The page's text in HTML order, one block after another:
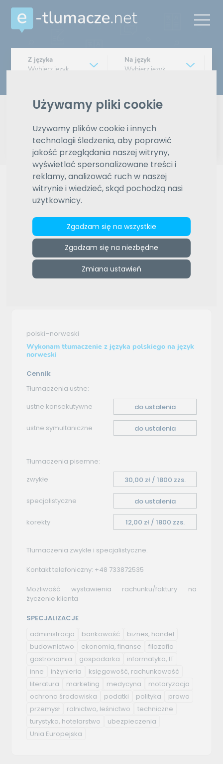
Używamy pliki cookie
Używamy plików cookie i innych
technologii śledzenia, aby poprawić
jakość przeglądania naszej witryny,
wyświetlać spersonalizowane treści i
reklamy, analizować ruch w naszej
witrynie i wiedzieć, skąd pochodzą nasi
użytkownicy.
Zgadzam się na wszystkie
Zgadzam się na niezbędne
Zmiana ustawień
Z języka
Wybierz język
Na język
Wybierz język
Pisemne czy ustne
Znajdź tłumacza
Wyszukiwanie zaawansowane
Reklama
ZAMÓW REKLAMĘ W TYM MIEJSCU
e-tlumacze.net>ZMTrans Biuro Tłumaczeń Szkolenia
Oferta tłumaczenia - polski–norweski
polski–norweski
Wykonam tłumaczenie z języka polskiego na język
norweski
Cennik
Tłumaczenia ustne:
ustne konsekutywne
do ustalenia
ustne symultaniczne do ustalenia
Tłumaczenia pisemne:
zwykłe
30,00 zł / 1800 zzs.
specjalistyczne do ustalenia
korekty 12,00 zł / 1800 zzs.
Tłumaczenia zwykłe i specjalistyczne.
Kontakt telefoniczny: +48 733872535
Możliwość wystawienia rachunku/faktury na
życzenie klienta
SPECJALIZACJE
administracja
bankowość
biznes, handel
budownictwo
ekonomia, finanse
filozofia
gastronomia
gospodarka
informatyka, IT
inne
inżynieria
księgowość, rachunkowość
literatura
marketing medycyna
motoryzacja
ochrona środowiska
podatki polityka
prawo
przemysł
rolnictwo, leśnictwo
techniczne
turystyka, hotelarstwo
ubezpieczenia
Unia Europejska